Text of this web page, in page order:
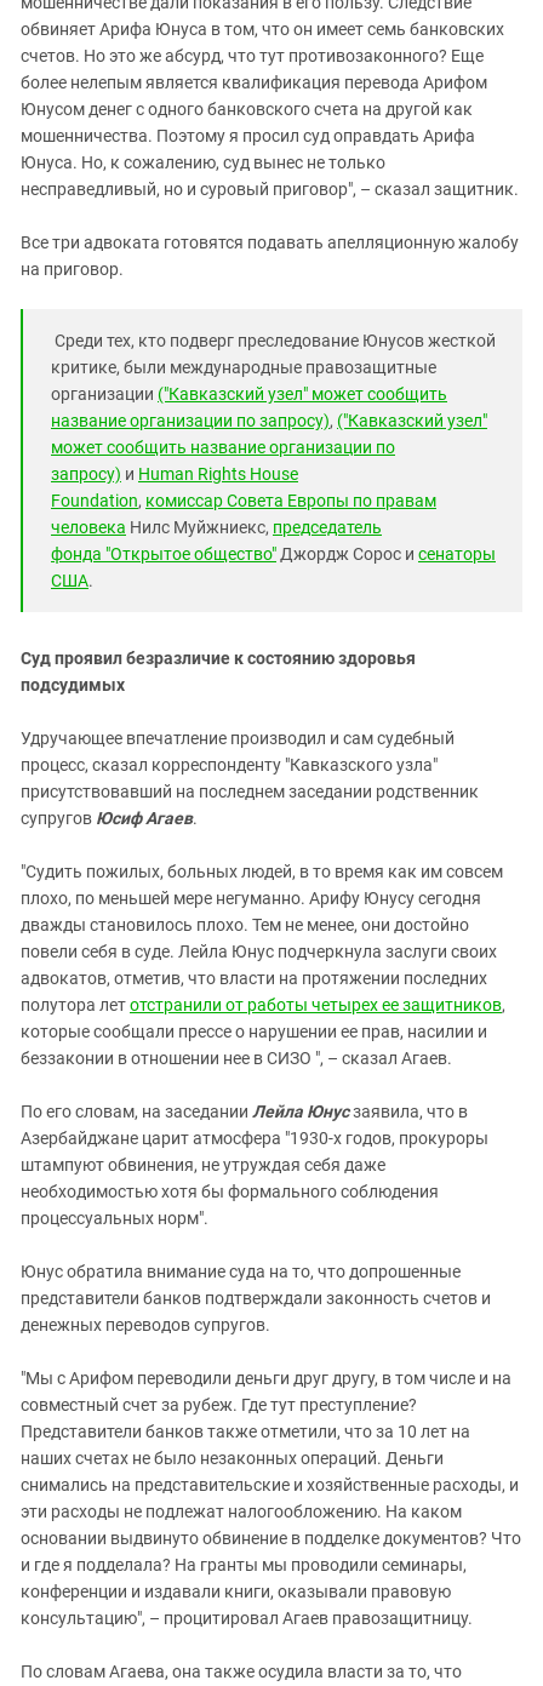
обвиняет Арифа Юнуса в том, что он имеет семь банковских
счетов. Но это же абсурд, что тут противозаконного? Еще
более нелепым является квалификация перевода Арифом
Юнусом денег с одного банковского счета на другой как
мошенничества. Поэтому я просил суд оправдать Арифа
Юнуса. Но, к сожалению, суд вынес не только
несправедливый, но и суровый приговор", – сказал защитник.
Все три адвоката готовятся подавать апелляционную жалобу
на приговор.
Среди тех, кто подверг преследование Юнусов жесткой
критике, были международные правозащитные
организации ("Кавказский узел" может сообщить
название организации по запросу), ("Кавказский узел"
может сообщить название организации по
запросу) и Human Rights House
Foundation, комиссар Совета Европы по правам
человека Нилс Муйжниекс, председатель
фонда "Открытое общество" Джордж Сорос и сенаторы
США.
Суд проявил безразличие к состоянию здоровья
подсудимых
Удручающее впечатление производил и сам судебный
процесс, сказал корреспонденту "Кавказского узла"
присутствовавший на последнем заседании родственник
супругов Юсиф Агаев.
"Судить пожилых, больных людей, в то время как им совсем
плохо, по меньшей мере негуманно. Арифу Юнусу сегодня
дважды становилось плохо. Тем не менее, они достойно
повели себя в суде. Лейла Юнус подчеркнула заслуги своих
адвокатов, отметив, что власти на протяжении последних
полутора летотстранили от работы четырех ее защитников,
которые сообщали прессе о нарушении ее прав, насилии и
беззаконии в отношении нее в СИЗО ", – сказал Агаев.
По его словам, на заседании Лейла Юнусзаявила, что в
Азербайджане царит атмосфера "1930-х годов, прокуроры
штампуют обвинения, не утруждая себя даже
необходимостью хотя бы формального соблюдения
процессуальных норм".
Юнус обратила внимание суда на то, что допрошенные
представители банков подтверждали законность счетов и
денежных переводов супругов.
"Мы с Арифом переводили деньги друг другу, в том числе и на
совместный счет за рубеж. Где тут преступление?
Представители банков также отметили, что за 10 лет на
наших счетах не было незаконных операций. Деньги
снимались на представительские и хозяйственные расходы, и
эти расходы не подлежат налогообложению. На каком
основании выдвинуто обвинение в подделке документов? Что
и где я подделала? На гранты мы проводили семинары,
конференции и издавали книги, оказывали правовую
консультацию", – процитировал Агаев правозащитницу.
По словам Агаева, она также осудила власти за то, что